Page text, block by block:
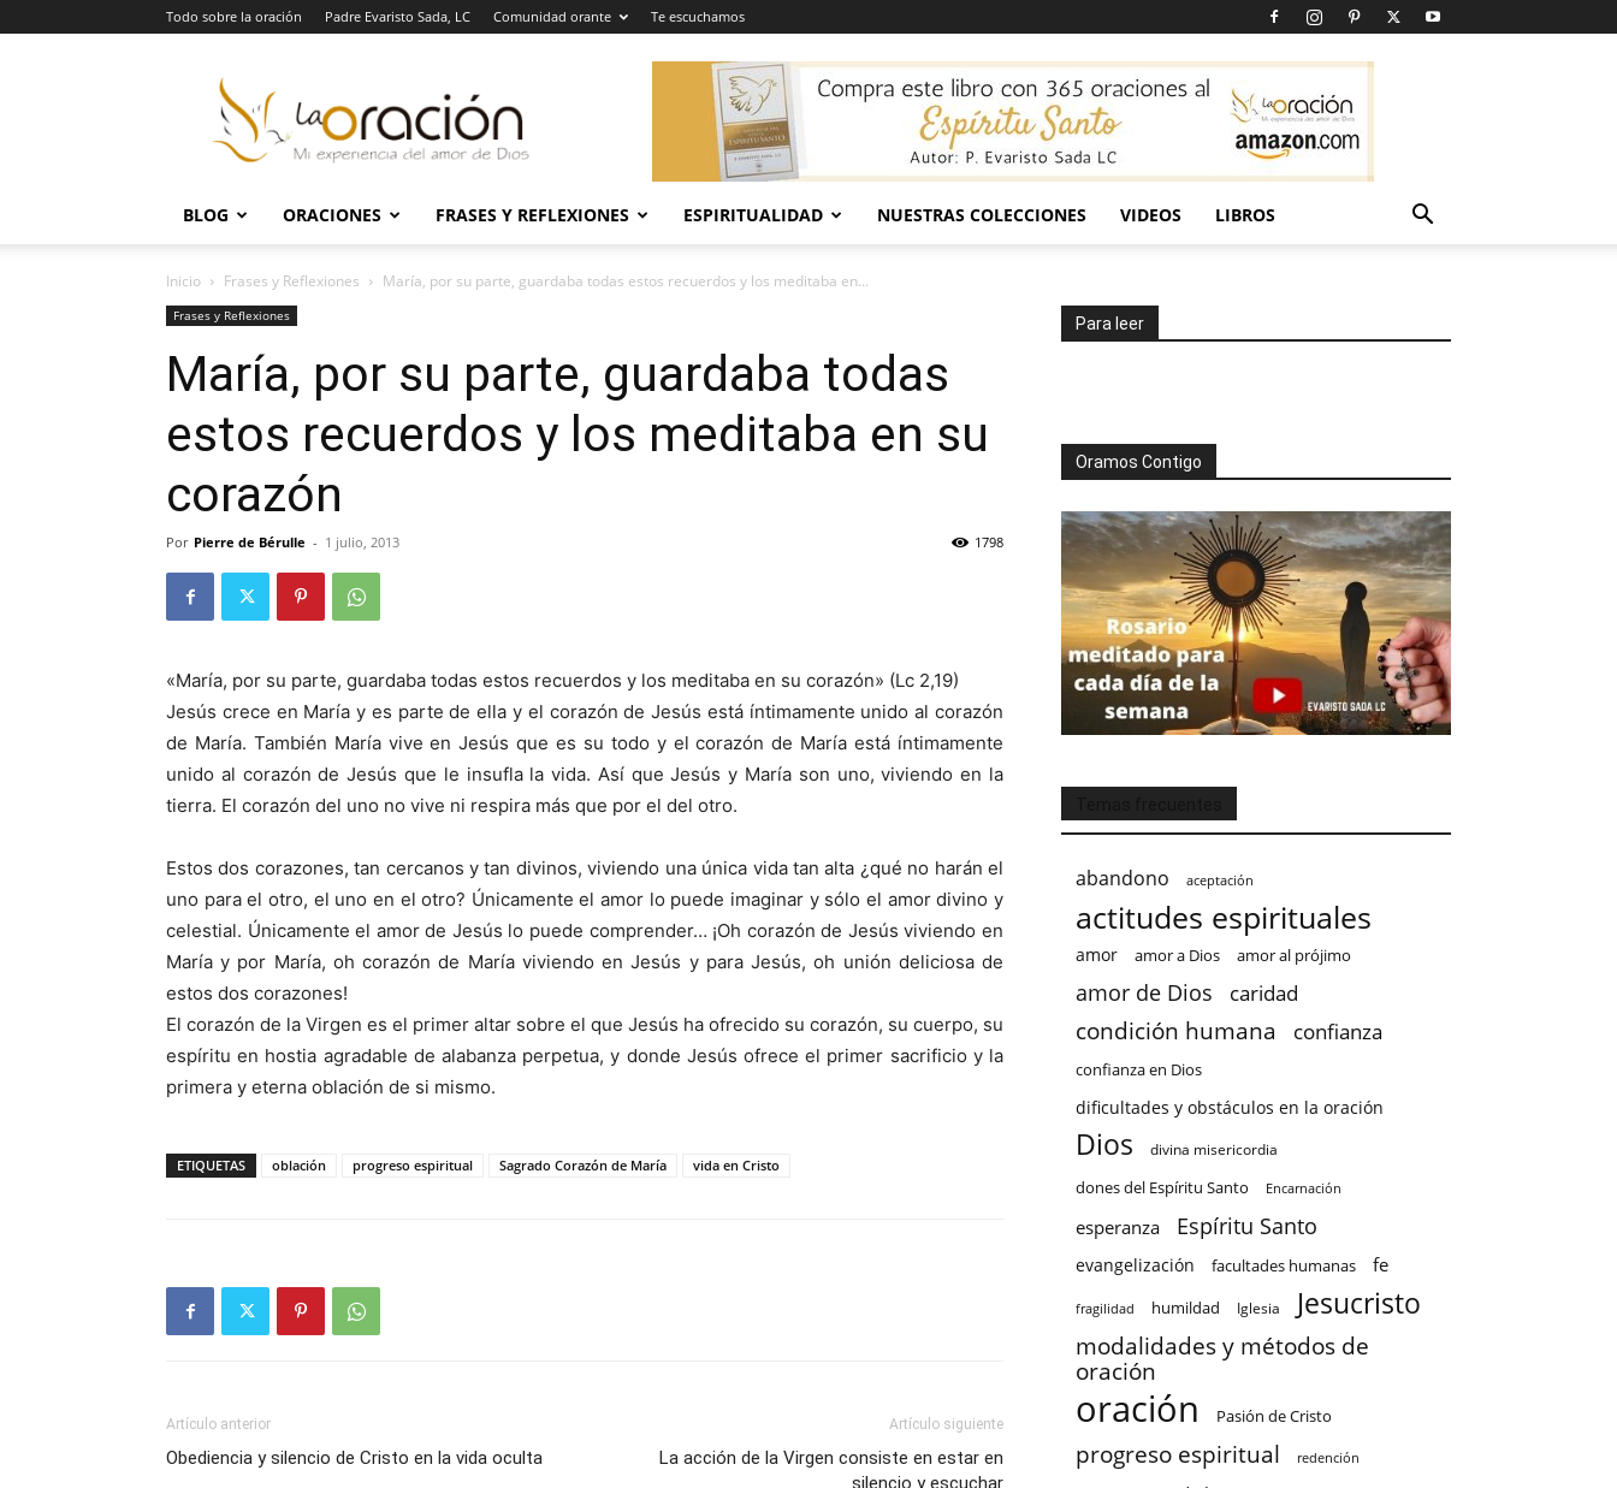
Todo sobre la oración Padre Evaristo Sada, LC Comunidad orante Te escuchamos
Oración
BLOG ORACIONES FRASES Y REFLEXIONES ESPIRITUALIDAD NUESTRAS COLECCIONES VIDEOS LIBROS
Inicio Frases y Reflexiones María, por su parte, guardaba todas estos recuerdos y los meditaba en...
Frases y Reflexiones
María, por su parte, guardaba todas
estos recuerdos y los meditaba en su
corazón
Por Pierre de Bérulle - 1 julio, 2013 1798
«María, por su parte, guardaba todas estos recuerdos y los meditaba en su corazón» (Lc 2,19)
Jesús crece en María y es parte de ella y el corazón de Jesús está íntimamente unido al corazón
de María. También María vive en Jesús que es su todo y el corazón de María está íntimamente
unido al corazón de Jesús que le insufla la vida. Así que Jesús y María son uno, viviendo en la
tierra. El corazón del uno no vive ni respira más que por el del otro.
Estos dos corazones, tan cercanos y tan divinos, viviendo una única vida tan alta ¿qué no harán el
uno para el otro, el uno en el otro? Únicamente el amor lo puede imaginar y sólo el amor divino y
celestial. Únicamente el amor de Jesús lo puede comprender… ¡Oh corazón de Jesús viviendo en
María y por María, oh corazón de María viviendo en Jesús y para Jesús, oh unión deliciosa de
estos dos corazones!
El corazón de la Virgen es el primer altar sobre el que Jesús ha ofrecido su corazón, su cuerpo, su
espíritu en hostia agradable de alabanza perpetua, y donde Jesús ofrece el primer sacrificio y la
primera y eterna oblación de si mismo.
ETIQUETAS oblación progreso espiritual Sagrado Corazón de María vida en Cristo
Artículo anterior
Obediencia y silencio de Cristo en la vida oculta
Artículo siguiente
La acción de la Virgen consiste en estar en
silencio y escuchar
Para leer
Oramos Contigo
abandono aceptación
actitudes espirituales
amor amor a Dios amor al prójimo
amor de Dios caridad
condición humana confianza
confianza en Dios
dificultades y obstáculos en la oración
Dios divina misericordia
dones del Espíritu Santo Encarnación
esperanza Espíritu Santo
evangelización facultades humanas fe
fragilidad humildad Iglesia Jesucristo
modalidades y métodos de
oración
oración Pasión de Cristo
progreso espiritual redención